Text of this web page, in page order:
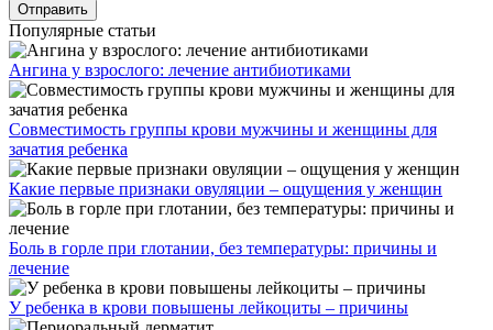
Популярные статьи
Ангина у взрослого: лечение антибиотиками
Совместимость группы крови мужчины и женщины для
зачатия ребенка
Какие первые признаки овуляции – ощущения у женщин
Боль в горле при глотании, без температуры: причины и
лечение
У ребенка в крови повышены лейкоциты – причины